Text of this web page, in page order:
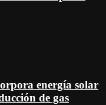
energía solar
de gas